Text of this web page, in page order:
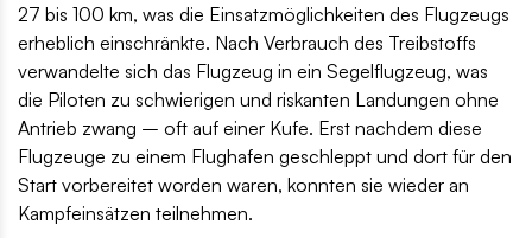
27 bis 100 km, was die Einsatzmöglichkeiten des Flugzeugs
erheblich einschränkte. Nach Verbrauch des Treibstoffs
verwandelte sich das Flugzeug in ein Segelflugzeug, was
die Piloten zu schwierigen und riskanten Landungen ohne
Antrieb zwang – oft auf einer Kufe. Erst nachdem diese
Flugzeuge zu einem Flughafen geschleppt und dort für den
Start vorbereitet worden waren, konnten sie wieder an
Kampfeinsätzen teilnehmen.